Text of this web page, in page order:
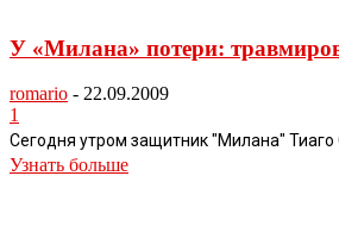
У «Милана» потери:
romario - 22.09.2009
1
Сегодня утром защитник "Милана"
Узнать больше